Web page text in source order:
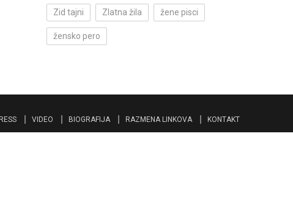
Zid tajni Zlatna žila žene pisci
žensko pero
VIDEO BIOGRAFIJA RAZMENA LINKOVA KONTAKT